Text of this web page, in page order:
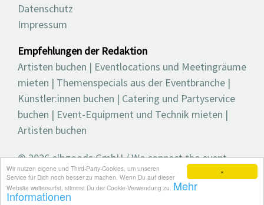
×
Wir nutzen eigene und Third-Party-Cookies, um unseren
Service für Dich noch besser zu machen. Wenn Du auf dieser
Website weitersurfst, stimmst Du der Cookie-Verwendung zu. Mehr
Informationen
Datenschutz
Impressum
Empfehlungen der Redaktion
Artisten buchen | Eventlocations und Meetingräume
mieten | Themenspecials aus der Eventbranche |
Künstler:innen buchen | Catering und Partyservice
buchen | Event-Equipment und Technik mieten |
Artisten buchen
© 2026 elbgoods GmbH / We connect the event
industry / Medienvielfalt für die Eventplanung /
Eventbranchenbuch, Blog, Magazin und mehr